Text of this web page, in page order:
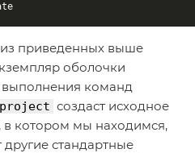
приведенных выше
оболочки
выполнения команд
создаст исходное
в котором мы находимся,
другие стандартные